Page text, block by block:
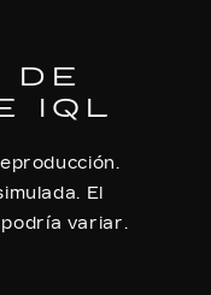
DE
IQL
El
variar.